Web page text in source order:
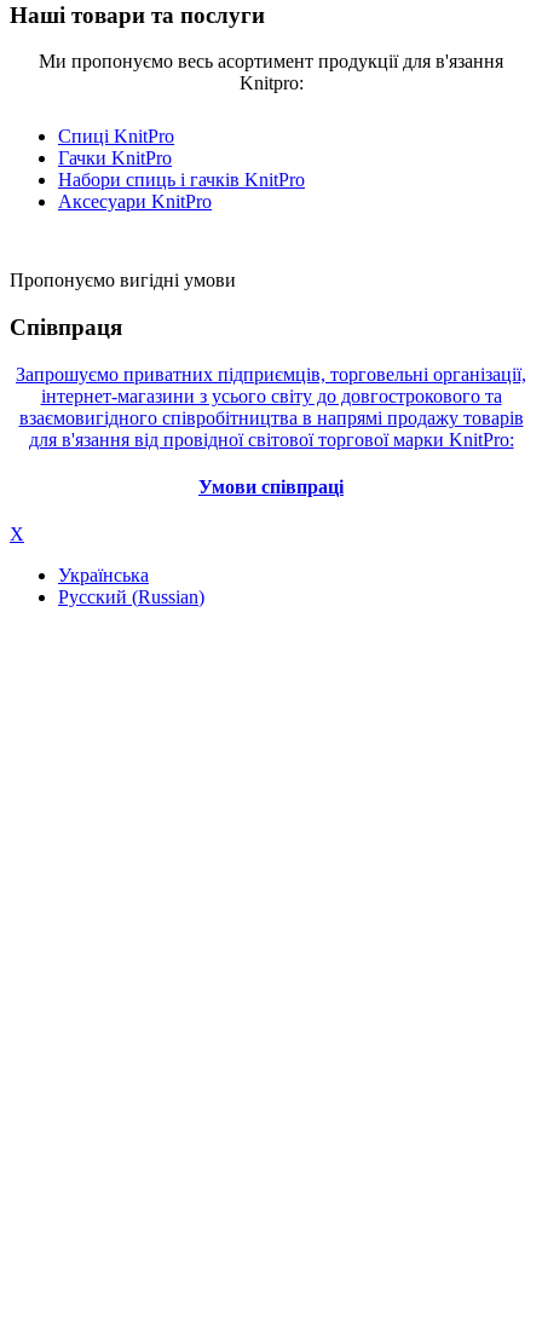
Наші товари та послуги
Ми пропонуємо весь асортимент продукції для в'язання
Knitpro:
Спиці KnitPro
Гачки KnitPro
Набори спиць і гачків KnitPro
Аксесуари KnitPro
Пропонуємо вигідні умови
Співпраця
Запрошуємо приватних підприємців, торговельні організації,
інтернет-магазини з усього світу до довгострокового та
взаємовигідного співробітництва в напрямі продажу товарів
для в'язання від провідної світової торгової марки KnitPro:
Умови співпраці
X
Українська
Русский (Russian)